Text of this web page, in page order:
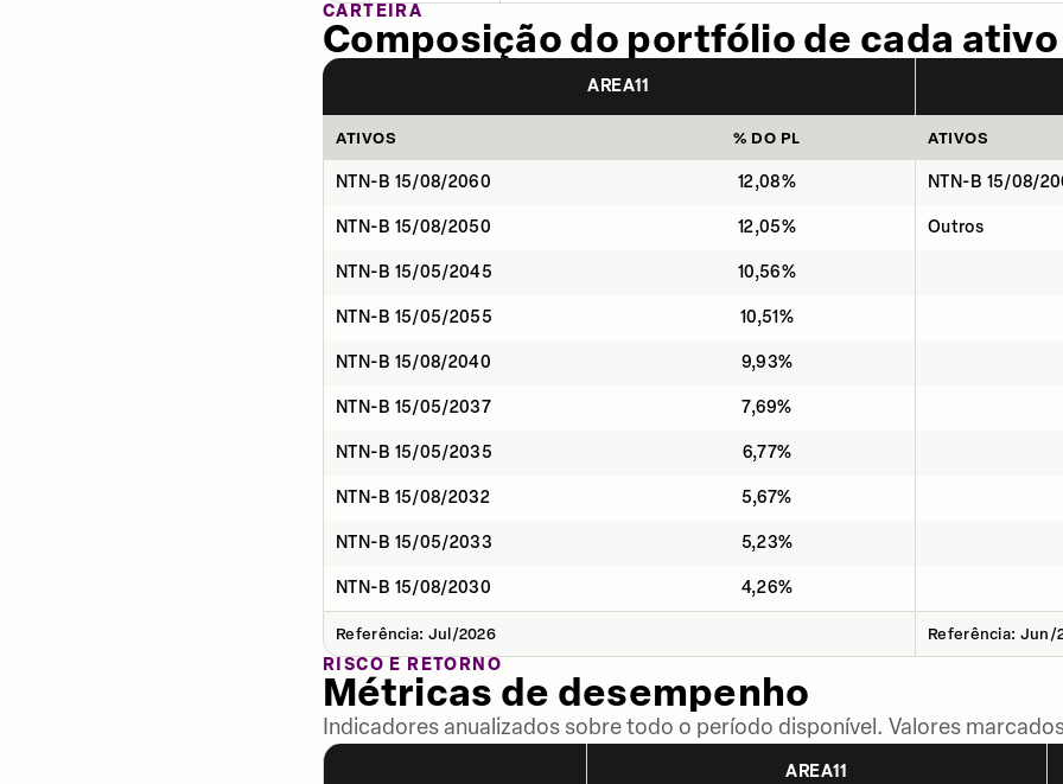
CARTEIRA
Composição do portfólio de cada ativo
AREA11
ATIVOS % DO PL ATIVOS
NTN-B 15/08/2060 12,08% NTN-B 15/08/
NTN-B 15/08/2050 12,05% Outros
NTN-B 15/05/2045 10,56%
NTN-B 15/05/2055 10,51%
NTN-B 15/08/2040 9,93%
NTN-B 15/05/2037 7,69%
NTN-B 15/05/2035 6,77%
NTN-B 15/08/2032 5,67%
NTN-B 15/05/2033 5,23%
NTN-B 15/08/2030 4,26%
Referência: Jul/2026 Referência: Jun/
RISCO E RETORNO
Métricas de desempenho
Indicadores anualizados sobre todo o período disponível. Valores
AREA11